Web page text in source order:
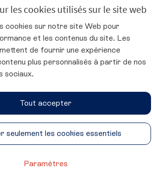
les cookies utilisés sur le site web
cookies sur notre site Web pour
et les contenus du site. Les
de fournir une expérience
plus personnalisés à partir de nos
sociaux.
Tout accepter
seulement les cookies essentiels
Paramètres
pour tous les couples:
des beaux‑parents
concubins.
explicitement les parents du
3 3 ABONNÉS
SUIVRE